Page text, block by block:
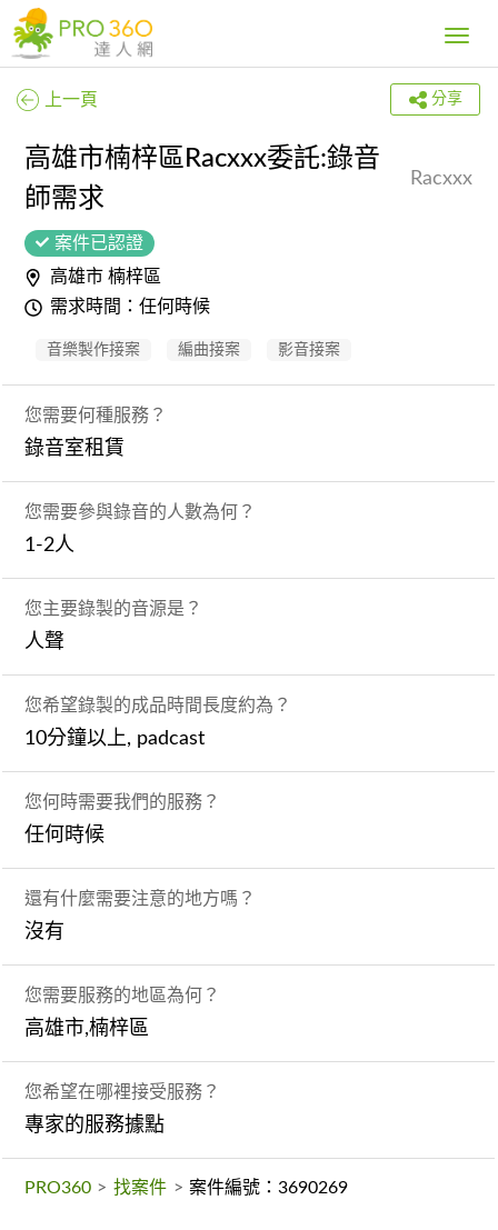
Toggle
上一頁 分享
高雄市楠梓區Racxxx委託:錄音
師需求
Racxxx
案件已認證
高雄市 楠梓區
需求時間：任何時候
音樂製作接案 編曲接案 影音接案
您需要何種服務？
錄音室租賃
您需要參與錄音的人數為何？
1-2人
您主要錄製的音源是？
人聲
您希望錄製的成品時間長度約為？
10分鐘以上, padcast
您何時需要我們的服務？
任何時候
還有什麼需要注意的地方嗎？
沒有
您需要服務的地區為何？
高雄市,楠梓區
您希望在哪裡接受服務？
專家的服務據點
PRO360 > 找案件 > 案件編號：3690269